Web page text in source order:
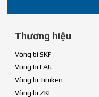
Thương hiệu
Vòng bi SKF
Vòng bi FAG
Vòng bi Timken
Vòng bi ZKL